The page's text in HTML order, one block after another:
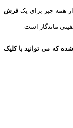
همه چیز برای یک فرش
ماندگار است.
که می توانید با کلیک